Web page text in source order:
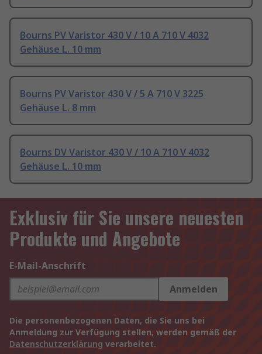
Bourns PV Varistor 430 V / 10 A 710 V 4032
Gehäuse L. 10 mm
Bourns PV Varistor 430 V / 5 A 710 V 3225
Gehäuse L. 8 mm
Bourns DV Varistor 430 V / 10 A 710 V 4032
Gehäuse L. 10 mm
Exklusiv für Sie unsere neuesten
Produkte und Angebote
E-Mail-Anschrift
Anmelden
Die personenbezogenen Daten, die Sie uns bei
Anmeldung zur Verfügung stellen, werden gemäß der
Datenschutzerklärung verarbeitet.